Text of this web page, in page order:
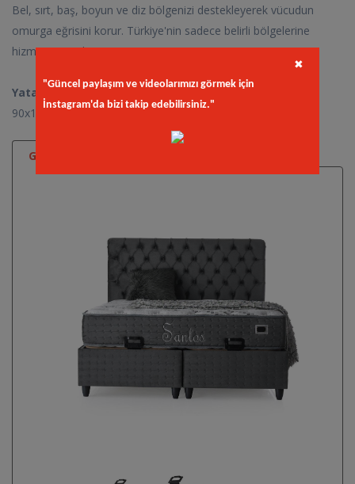
Bel, sırt, baş, boyun ve diz bölgenizi destekleyerek vücudun
omurga eğrisini korur. Türkiye'nin sadece belirli bölgelerine
hizmet vermekteyiz.
Yatak Ölçüleri
90x190 / 100x200 / 120x200 / 150x200 / 160x200 / 180x200
Galeri
"Güncel paylaşım ve videolarımızı görmek için
İnstagram'da bizi takip edebilirsiniz."
✖